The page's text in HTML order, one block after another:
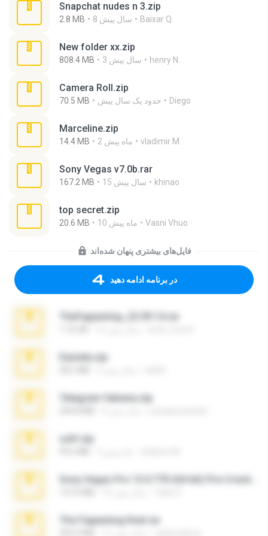
Snapchat nudes n 3.zip
2.8 MB 8 سال پیش Baixar Q.
New folder xx.zip
808.4 MB 3 سال پیش henry N.
Camera Roll.zip
70.5 MB حدود یک سال پیش Diego
Marceline.zip
14.4 MB 2 ماه پیش vladimir M.
Sony Vegas v7.0b.rar
167.2 MB 15 سال پیش khinao
top secret.zip
20.6 MB 10 ماه پیش Vasni Vhuo
فایل‌های بیشتری پنهان شده‌اند
در برنامه ادامه دهید
TheFappening_22.09.14.rar
Daniela.zip
Telegram fabiana.zip
ouh!.zip
The Fappening final.rar